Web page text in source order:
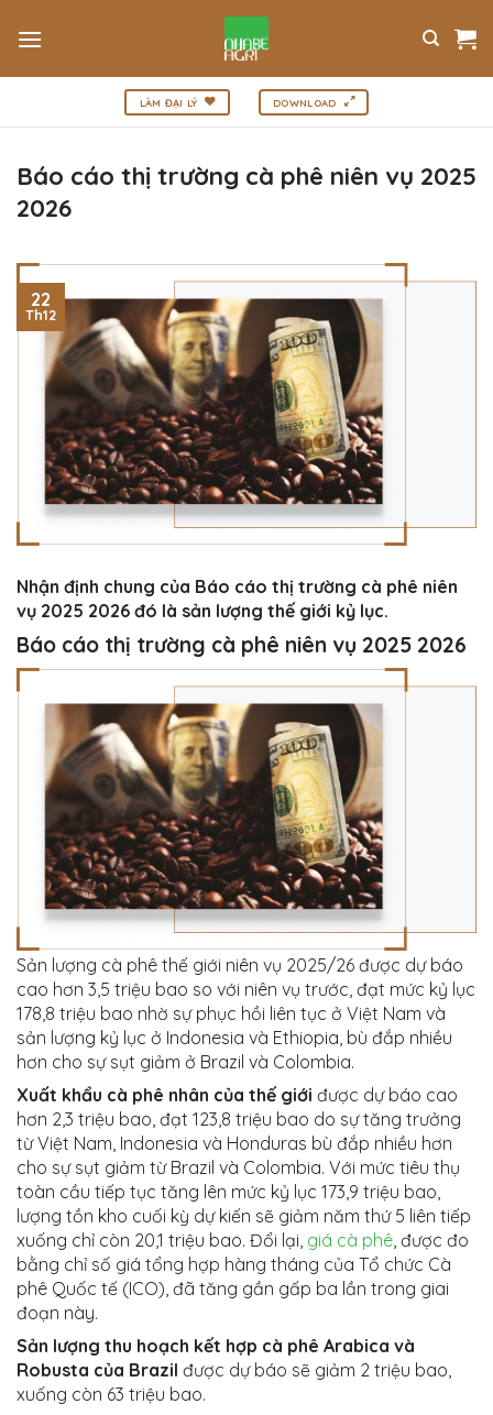
qua
nội
dung
LÀM ĐẠI LÝ DOWNLOAD
Báo cáo thị trường cà phê niên vụ 2025
2026
22
Th12
Nhận định chung của Báo cáo thị trường cà phê niên
vụ 2025 2026 đó là sản lượng thế giới kỷ lục.
Báo cáo thị trường cà phê niên vụ 2025 2026
Sản lượng cà phê thế giới niên vụ 2025/26 được dự báo
cao hơn 3,5 triệu bao so với niên vụ trước, đạt mức kỷ lục
178,8 triệu bao nhờ sự phục hồi liên tục ở Việt Nam và
sản lượng kỷ lục ở Indonesia và Ethiopia, bù đắp nhiều
hơn cho sự sụt giảm ở Brazil và Colombia.
Xuất khẩu cà phê nhân của thế giới được dự báo cao
hơn 2,3 triệu bao, đạt 123,8 triệu bao do sự tăng trưởng
từ Việt Nam, Indonesia và Honduras bù đắp nhiều hơn
cho sự sụt giảm từ Brazil và Colombia. Với mức tiêu thụ
toàn cầu tiếp tục tăng lên mức kỷ lục 173,9 triệu bao,
lượng tồn kho cuối kỳ dự kiến ​​sẽ giảm năm thứ 5 liên tiếp
xuống chỉ còn 20,1 triệu bao. Đổi lại, giá cà phê, được đo
bằng chỉ số giá tổng hợp hàng tháng của Tổ chức Cà
phê Quốc tế (ICO), đã tăng gần gấp ba lần trong giai
đoạn này.
Sản lượng thu hoạch kết hợp cà phê Arabica và
Robusta của Brazil được dự báo sẽ giảm 2 triệu bao,
xuống còn 63 triệu bao.